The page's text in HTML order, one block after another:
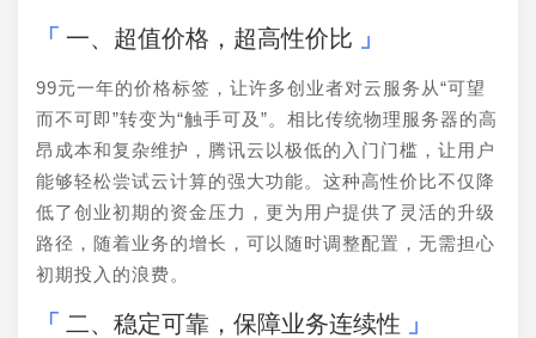
一、超值价格，超高性价比
99元一年的价格标签，让许多创业者对云服务从“可望
而不可即”转变为“触手可及”。相比传统物理服务器的高
昂成本和复杂维护，腾讯云以极低的入门门槛，让用户
能够轻松尝试云计算的强大功能。这种高性价比不仅降
低了创业初期的资金压力，更为用户提供了灵活的升级
路径，随着业务的增长，可以随时调整配置，无需担心
初期投入的浪费。
二、稳定可靠，保障业务连续性